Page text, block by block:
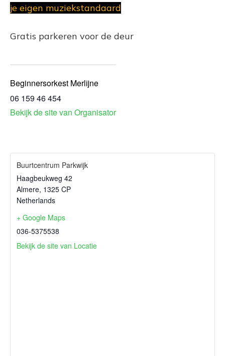
je eigen muziekstandaard
Gratis parkeren voor de deur
Beginnersorkest Merlijne
06 159 46 454
Bekijk de site van Organisator
Buurtcentrum Parkwijk
Haagbeukweg 42
Almere, 1325 CP
Netherlands
+ Google Maps
036-5375538
Bekijk de site van Locatie